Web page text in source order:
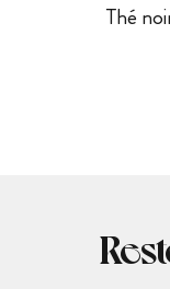
Thé